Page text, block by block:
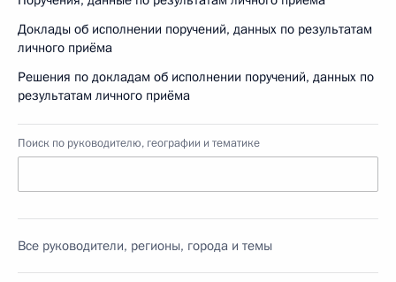
Доклады об исполнении поручений, данных по результатам
личного приёма
Решения по докладам об исполнении поручений, данных по
результатам личного приёма
Поиск по руководителю, географии и тематике
Все руководители, регионы, города и темы